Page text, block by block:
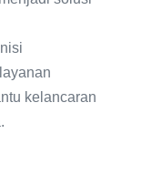
kelancaran